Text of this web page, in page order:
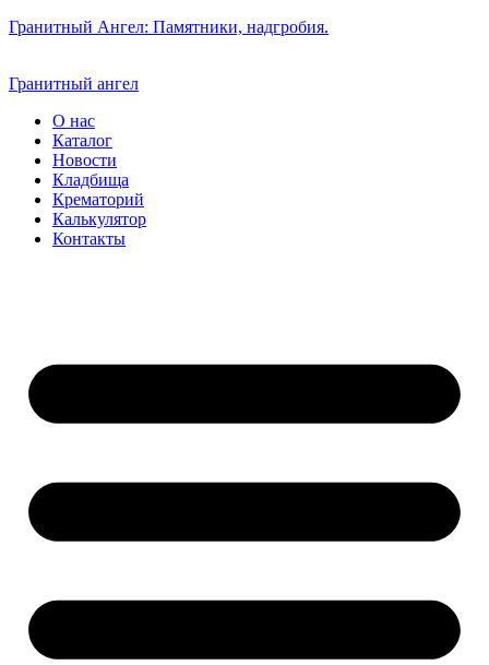
Гранитный Ангел: Памятники, надгробия.
Гранитный ангел
О нас
Каталог
Новости
Кладбища
Крематорий
Калькулятор
Контакты